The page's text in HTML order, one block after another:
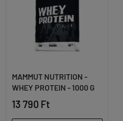
MAMMUT NUTRITION -
WHEY PROTEIN - 1000 G
13 790 Ft